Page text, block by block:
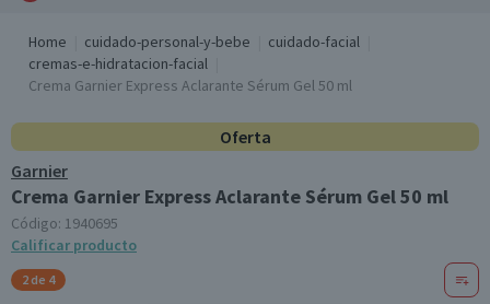
Home cuidado-personal-y-bebe
cuidado-facial
cremas-e-hidratacion-facial
Crema Garnier Express Aclarante Sérum Gel 50 ml
Oferta
Garnier
Crema Garnier Express Aclarante Sérum Gel 50 ml
Código: 1940695
Calificar producto
2 de 4